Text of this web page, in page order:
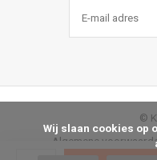
Algemene
©